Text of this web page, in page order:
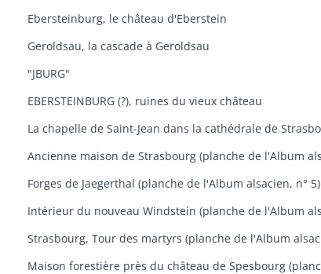
Ebersteinburg, le château d'Eberstein
Geroldsau, la cascade à Geroldsau
"JBURG"
EBERSTEINBURG (?), ruines du vieux château
Forges de Jaegerthal (planche de l'Album alsacien, n° 5)